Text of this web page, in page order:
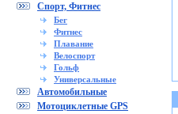
Спорт, Фитнес
Бег
Фитнес
Плавание
Велоспорт
Гольф
Универсальные
Автомобильные
Мотоциклетные GPS